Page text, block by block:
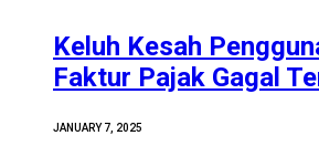
Keluh Kesah
Faktur Pajak Gagal
JANUARY 7, 2025